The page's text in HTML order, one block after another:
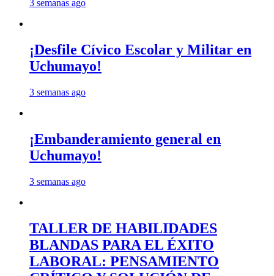
3 semanas ago
¡Desfile Cívico Escolar y Militar en
Uchumayo!
3 semanas ago
¡Embanderamiento general en
Uchumayo!
3 semanas ago
TALLER DE HABILIDADES
BLANDAS PARA EL ÉXITO
LABORAL: PENSAMIENTO